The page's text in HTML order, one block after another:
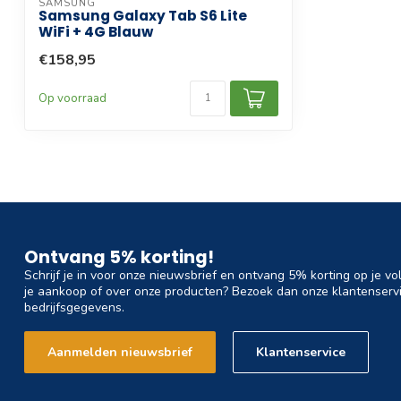
SAMSUNG
Samsung Galaxy Tab S6 Lite
WiFi + 4G Blauw
€158,95
Op voorraad
Ontvang 5% korting!
Schrijf je in voor onze nieuwsbrief en ontvang 5% korting op je
je aankoop of over onze producten? Bezoek dan onze
bedrijfsgegevens.
Aanmelden nieuwsbrief Klantenservice